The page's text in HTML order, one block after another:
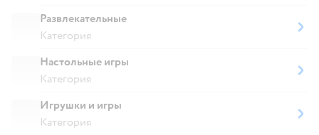
Развлекательные
Категория
Настольные игры
Категория
Игрушки и игры
Категория